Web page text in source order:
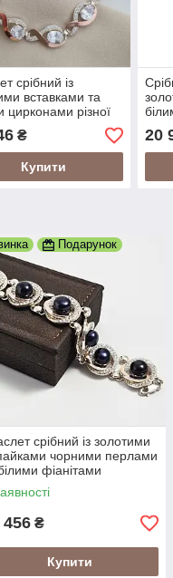
срібний із
вставками та
цирконами різної
₴
Купити
20
Подарунок
срібний із золотими
чорними перлами
фіанітами
456 ₴
Купити